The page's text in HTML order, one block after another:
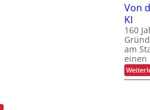
Von
KI
160
am
einen